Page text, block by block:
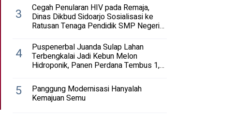
3 Cegah Penularan HIV pada Remaja,
Dinas Dikbud Sidoarjo Sosialisasi ke
Ratusan Tenaga Pendidik SMP Negeri
4 Puspenerbal Juanda Sulap Lahan
Terbengkalai Jadi Kebun Melon
Hidroponik, Panen Perdana Tembus 1,5
5 Panggung Modernisasi Hanyalah
Kemajuan Semu